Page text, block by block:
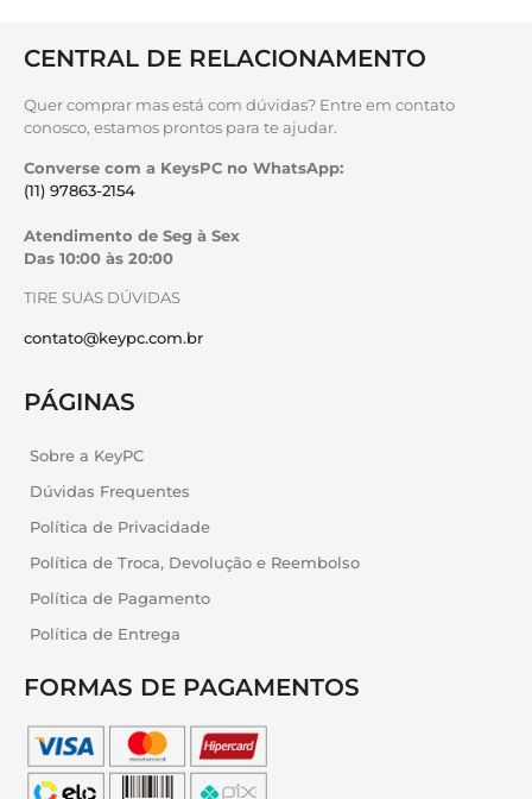
CENTRAL DE RELACIONAMENTO
Quer comprar mas está com dúvidas? Entre em contato
conosco, estamos prontos para te ajudar.
Converse com a KeysPC no WhatsApp:
(11) 97863-2154
Atendimento de Seg à Sex
Das 10:00 às 20:00
TIRE SUAS DÚVIDAS
contato@keypc.com.br
PÁGINAS
Sobre a KeyPC
Dúvidas Frequentes
Política de Privacidade
Política de Troca, Devolução e Reembolso
Política de Pagamento
Política de Entrega
FORMAS DE PAGAMENTOS